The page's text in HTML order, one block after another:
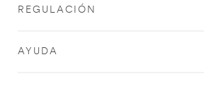
REGULACIÓN
AYUDA